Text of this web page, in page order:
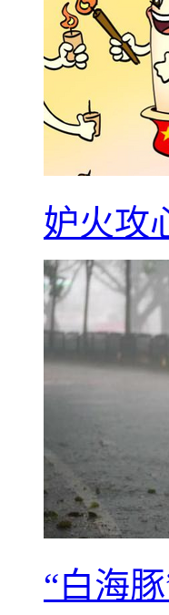
妒火攻
“白海